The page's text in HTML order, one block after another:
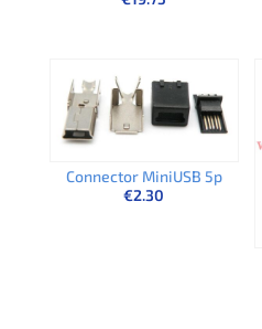
Connector MiniUSB 5p
€2.30